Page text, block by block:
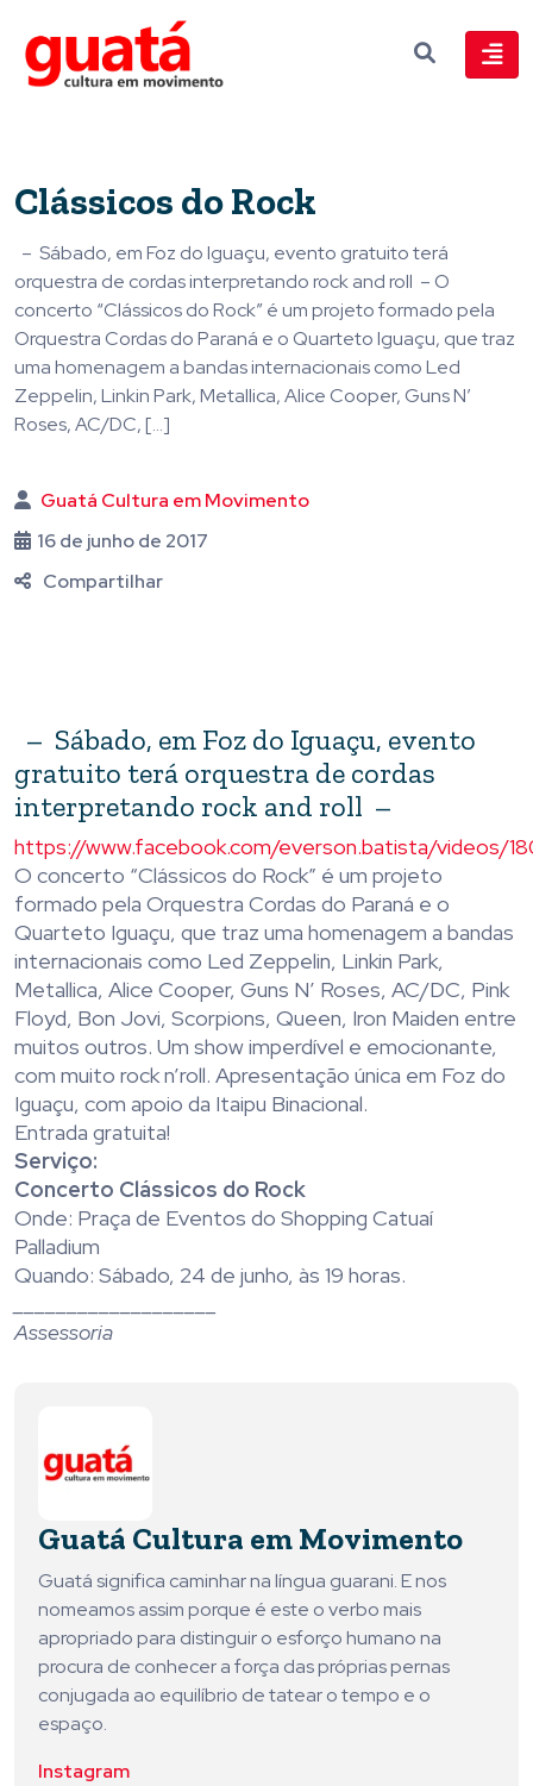
Clássicos do Rock
– Sábado, em Foz do Iguaçu, evento gratuito terá
orquestra de cordas interpretando rock and roll – O
concerto “Clássicos do Rock” é um projeto formado pela
Orquestra Cordas do Paraná e o Quarteto Iguaçu, que traz
uma homenagem a bandas internacionais como Led
Zeppelin, Linkin Park, Metallica, Alice Cooper, Guns N’
Roses, AC/DC, […]
Guatá Cultura em Movimento
16 de junho de 2017
Compartilhar
– Sábado, em Foz do Iguaçu, evento
gratuito terá orquestra de cordas
interpretando rock and roll –
https://www.facebook.com/everson.batista/videos/
O concerto “Clássicos do Rock” é um projeto
formado pela Orquestra Cordas do Paraná e o
Quarteto Iguaçu, que traz uma homenagem a bandas
internacionais como Led Zeppelin, Linkin Park,
Metallica, Alice Cooper, Guns N’ Roses, AC/DC, Pink
Floyd, Bon Jovi, Scorpions, Queen, Iron Maiden entre
muitos outros. Um show imperdível e emocionante,
com muito rock n’roll. Apresentação única em Foz do
Iguaçu, com apoio da Itaipu Binacional.
Entrada gratuita!
Serviço:
Concerto Clássicos do Rock
Onde: Praça de Eventos do Shopping Catuaí
Palladium
Quando: Sábado, 24 de junho, às 19 horas.
Assessoria
Guatá Cultura em Movimento
Guatá significa caminhar na língua guarani. E nos
nomeamos assim porque é este o verbo mais
apropriado para distinguir o esforço humano na
procura de conhecer a força das próprias pernas
conjugada ao equilíbrio de tatear o tempo e o
espaço.
Instagram